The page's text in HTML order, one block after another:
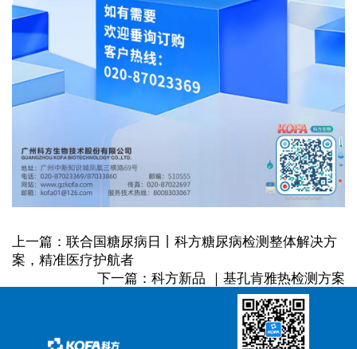
上一篇：联合国糖尿病日丨科方糖尿病检测整体解决方
案，精准医疗护航者
下一篇：科方新品 ｜基孔肯雅热检测方案